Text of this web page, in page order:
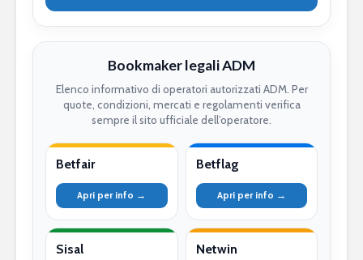
Bookmaker legali ADM
Elenco informativo di operatori autorizzati ADM. Per
quote, condizioni, mercati e regolamenti verifica
sempre il sito ufficiale dell’operatore.
Betfair
Apri per info →
Betflag
Apri per info →
Sisal Netwin